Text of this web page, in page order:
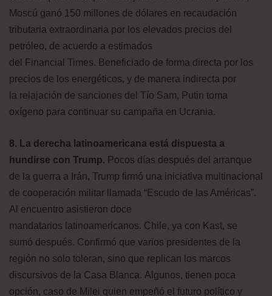
Moscú ganó 150 millones de dólares en recaudación
tributaria extraordinaria por los elevados precios del
petróleo, de acuerdo a estimados
del Financial Times. Beneficiado de forma directa por los
precios de los energéticos, y de manera indirecta por
la relajación de sanciones del Tío Sam, Putin toma
oxígeno para continuar su campaña en Ucrania.
8. La derecha latinoamericana está dispuesta a
hundirse con Trump. Pocos días después del arranque
de la guerra a Irán, Trump firmó una iniciativa multinacional
de cooperación militar llamada “Escudo de las Américas”.
Al encuentro asistieron doce
mandatarios latinoamericanos. Chile, ya con Kast, se
sumó después. Confirmó que varios presidentes de la
región no solo toleran, sino que replican los marcos
discursivos de la Casa Blanca. Algunos, tienen poca
opción, caso de Milei quien empeñó el futuro político y